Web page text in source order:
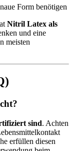
Form benötigen
Nitril Latex als
und eine
meisten
sind. Achten
erfüllen diesen